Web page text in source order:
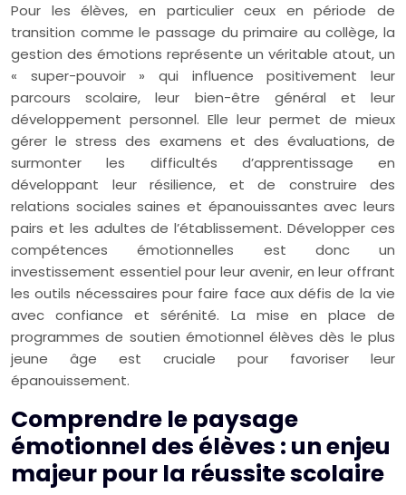
Pour les élèves, en particulier ceux en période de
transition comme le passage du primaire au collège, la
gestion des émotions représente un véritable atout, un
« super-pouvoir » qui influence positivement leur
parcours scolaire, leur bien-être général et leur
développement personnel. Elle leur permet de mieux
gérer le stress des examens et des évaluations, de
surmonter les difficultés d’apprentissage en
développant leur résilience, et de construire des
relations sociales saines et épanouissantes avec leurs
pairs et les adultes de l’établissement. Développer ces
compétences émotionnelles est donc un
investissement essentiel pour leur avenir, en leur offrant
les outils nécessaires pour faire face aux défis de la vie
avec confiance et sérénité. La mise en place de
programmes de soutien émotionnel élèves dès le plus
jeune âge est cruciale pour favoriser leur
épanouissement.
Comprendre le paysage
émotionnel des élèves : un enjeu
majeur pour la réussite scolaire